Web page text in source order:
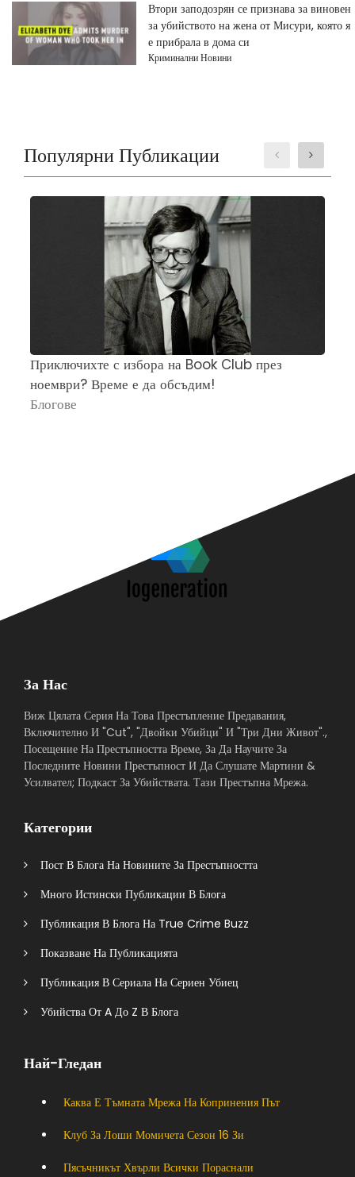
Втори заподозрян се признава за виновен
за убийството на жена от Мисури, която я
е прибрала в дома си
Криминални Новини
Популярни Публикации
Приключихте с избора на Book Club през
ноември? Време е да обсъдим!
Блогове
За Нас
Виж Цялата Серия На Това Престъпление Предавания,
Включително И "Cut", "Двойки Убийци" И "Три Дни Живот".,
Посещение На Престъпността Време, За Да Научите За
Последните Новини Престъпност И Да Слушате Мартини &
Усилвател; Подкаст За Убийствата. Тази Престъпна Мрежа.
Категории
Пост В Блога На Новините За Престъпността
Много Истински Публикации В Блога
Публикация В Блога На True Crime Buzz
Показване На Публикацията
Публикация В Сериала На Сериен Убиец
Убийства От A До Z В Блога
Най-Гледан
Каква Е Тъмната Мрежа На Копринения Път
Клуб За Лоши Момичета Сезон 16 Зи
Пясъчникът Хвърли Всички Пораснали